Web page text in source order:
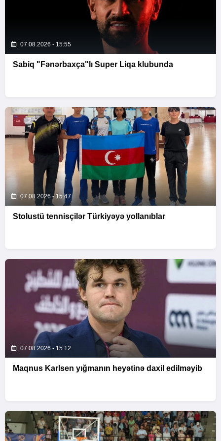
07.08.2026 - 15:55
Sabiq "Fənərbaxça"lı Super Liqa klubunda
07.08.2026 - 15:47
Stolustü tennisçilər Türkiyəyə yollanıblar
07.08.2026 - 15:12
Maqnus Karlsen yığmanın heyətinə daxil edilməyib